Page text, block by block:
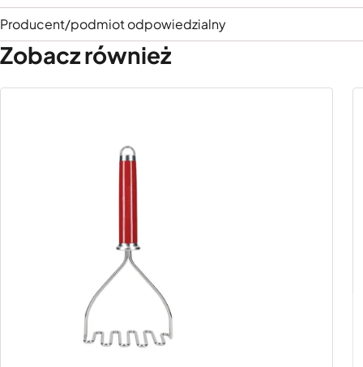
Producent/podmiot odpowiedzialny
Zobacz również